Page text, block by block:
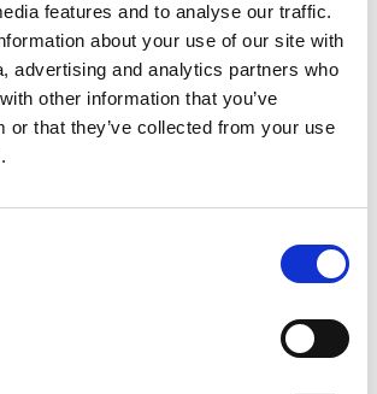
features and to analyse our traffic.
about your use of our site with
advertising and analytics partners who
other information that you’ve
or that they’ve collected from your use